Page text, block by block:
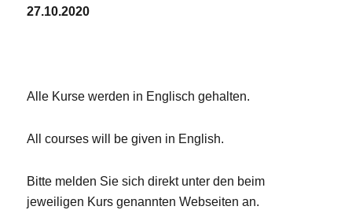
27.10.2020
Alle Kurse werden in Englisch gehalten.
All courses will be given in English.
Bitte melden Sie sich direkt unter den beim
jeweiligen Kurs genannten Webseiten an.